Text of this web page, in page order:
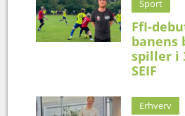
Sport
FfI-
banens
spiller i
SEIF
Erhverv